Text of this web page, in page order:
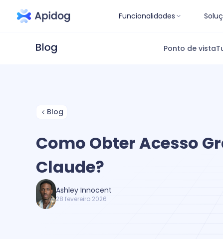
Funcionalidades
Ponto de vista
Blog
Como Obter Acesso
Claude?
Ashley Innocent
28 fevereiro 2026